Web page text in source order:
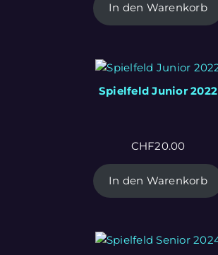
In den Warenkorb
Spielfeld Junior 2022
CHF20.00
In den Warenkorb